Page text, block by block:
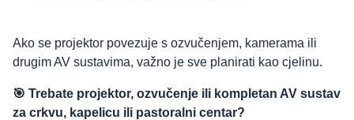
Ako se projektor povezuje s ozvučenjem, kamerama ili
drugim AV sustavima, važno je sve planirati kao cjelinu.
🎯 Trebate projektor, ozvučenje ili kompletan AV sustav
za crkvu, kapelicu ili pastoralni centar?